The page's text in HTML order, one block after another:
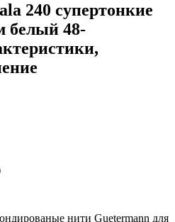
240 супертонкие
белый 48-
нити Guetermann для